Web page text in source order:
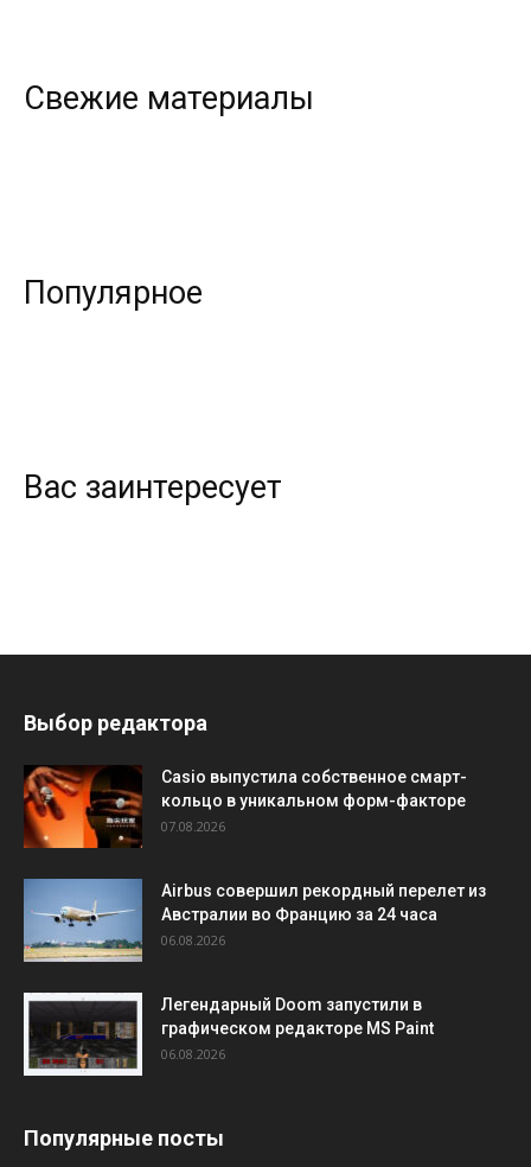
Свежие материалы
Популярное
Вас заинтересует
Выбор редактора
Casio выпустила собственное смарт-
кольцо в уникальном форм-факторе
07.08.2026
Airbus совершил рекордный перелет из
Австралии во Францию за 24 часа
06.08.2026
Легендарный Doom запустили в
графическом редакторе MS Paint
06.08.2026
Популярные посты